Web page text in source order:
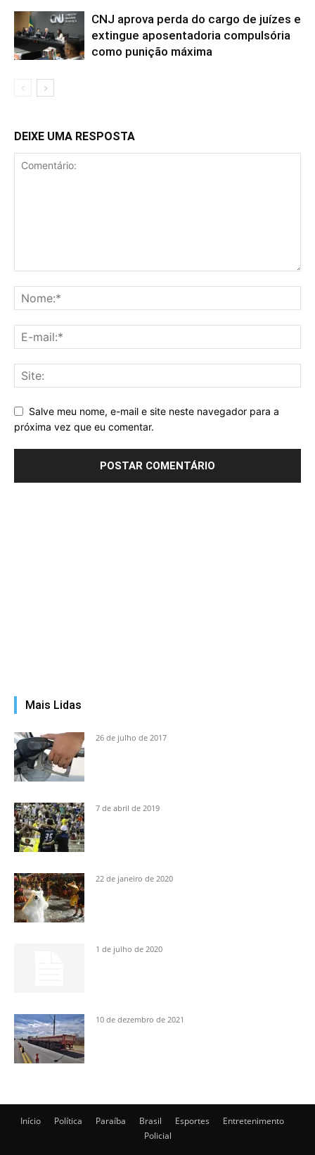
CNJ aprova perda do cargo de juízes e
extingue aposentadoria compulsória
como punição máxima
DEIXE UMA RESPOSTA
Salve meu nome, e-mail e site neste navegador para a
próxima vez que eu comentar.
Mais Lidas
26 de julho de 2017
7 de abril de 2019
22 de janeiro de 2020
1 de julho de 2020
10 de dezembro de 2021
Início Política Paraíba Brasil Esportes
Entretenimento
Policial